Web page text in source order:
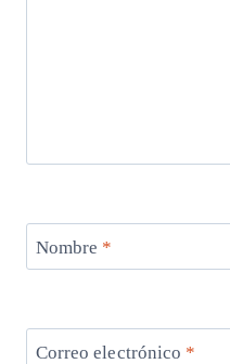
Nombre *
Correo electrónico *